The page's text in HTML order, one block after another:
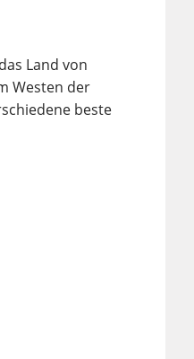
Land von
Westen der
beste